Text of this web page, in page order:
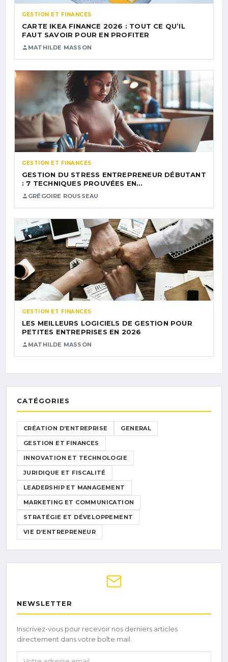
GESTION ET FINANCES
CARTE IKEA FINANCE 2026 : TOUT CE QU’IL
FAUT SAVOIR POUR EN PROFITER
MATHILDE MASSON
GESTION ET FINANCES
GESTION DU STRESS ENTREPRENEUR DÉBUTANT
: 7 TECHNIQUES PROUVÉES EN…
GRÉGOIRE ROUSSEAU
GESTION ET FINANCES
LES MEILLEURS LOGICIELS DE GESTION POUR
PETITES ENTREPRISES EN 2026
MATHILDE MASSON
CATÉGORIES
CRÉATION D’ENTREPRISE GENERAL
GESTION ET FINANCES
INNOVATION ET TECHNOLOGIE
JURIDIQUE ET FISCALITÉ
LEADERSHIP ET MANAGEMENT
MARKETING ET COMMUNICATION
STRATÉGIE ET DÉVELOPPEMENT
VIE D’ENTREPRENEUR
NEWSLETTER
Inscrivez-vous pour recevoir nos derniers articles
directement dans votre boîte mail.
Votre adresse email